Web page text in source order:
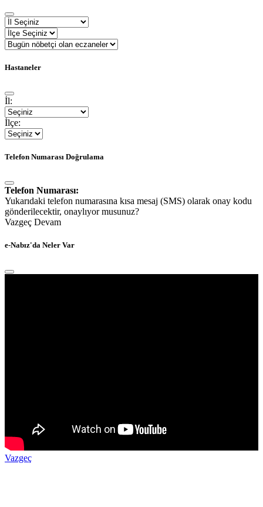
Hastaneler
İl:
İlçe:
Telefon Numarası Doğrulama
Telefon Numarası:
Yukarıdaki telefon numarasına kısa mesaj (SMS) olarak onay kodu
gönderilecektir, onaylıyor musunuz?
Vazgeç Devam
e-Nabız'da Neler Var
Vazgeç